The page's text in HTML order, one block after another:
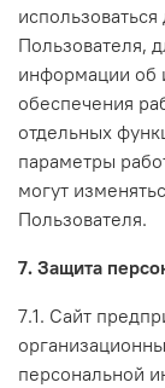
Пользователя,
информации об
обеспечения
отдельных
параметры
могут
Пользователя.
7. Защита
7.1. Сайт
персональной